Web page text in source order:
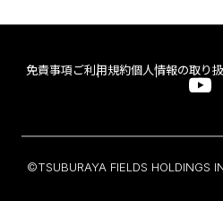
免責事項 ご利用規約個人情報の取り
©TSUBURAYA FIELDS HOLDINGS